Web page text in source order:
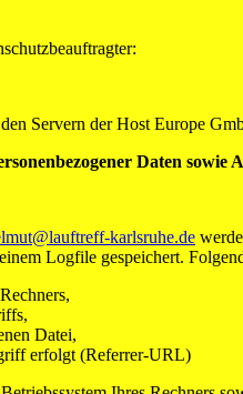
Servern der Host Europe
Daten
karlsruhe.de
Logfile gespeichert.
Datei,
erfolgt (Referrer-URL)